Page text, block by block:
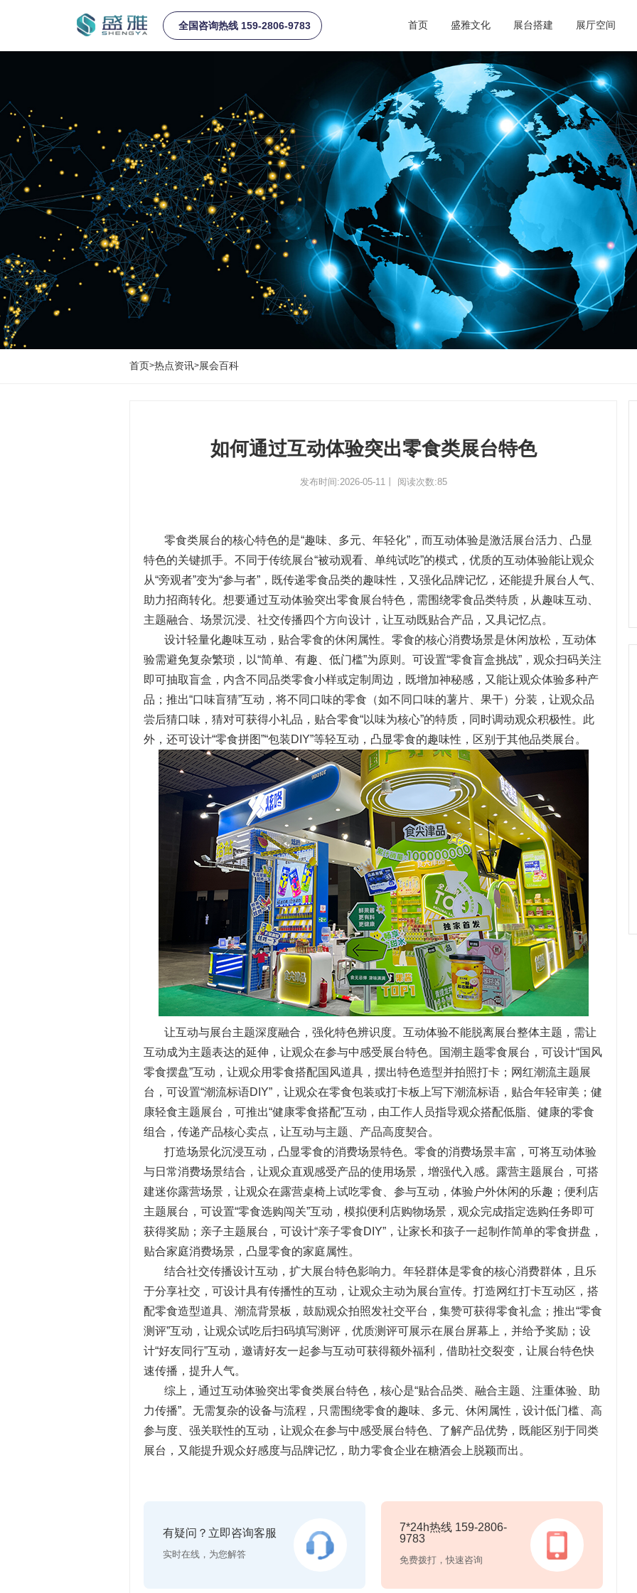
全国咨询热线 159-2806-9783 首页 盛雅文化 展台搭建 展厅空间
首页>热点资讯>展会百科
如何通过互动体验突出零食类展台特色
发布时间:2026-05-11丨 阅读次数:85
零食类展台的核心特色的是“趣味、多元、年轻化”，而互动体验是激活展台活力、凸显
特色的关键抓手。不同于传统展台“被动观看、单纯试吃”的模式，优质的互动体验能让观众
从“旁观者”变为“参与者”，既传递零食品类的趣味性，又强化品牌记忆，还能提升展台人气、
助力招商转化。想要通过互动体验突出零食展台特色，需围绕零食品类特质，从趣味互动、
主题融合、场景沉浸、社交传播四个方向设计，让互动既贴合产品，又具记忆点。
设计轻量化趣味互动，贴合零食的休闲属性。零食的核心消费场景是休闲放松，互动体
验需避免复杂繁琐，以“简单、有趣、低门槛”为原则。可设置“零食盲盒挑战”，观众扫码关注
即可抽取盲盒，内含不同品类零食小样或定制周边，既增加神秘感，又能让观众体验多种产
品；推出“口味盲猜”互动，将不同口味的零食（如不同口味的薯片、果干）分装，让观众品
尝后猜口味，猜对可获得小礼品，贴合零食“以味为核心”的特质，同时调动观众积极性。此
外，还可设计“零食拼图”“包装DIY”等轻互动，凸显零食的趣味性，区别于其他品类展台。
让互动与展台主题深度融合，强化特色辨识度。互动体验不能脱离展台整体主题，需让
互动成为主题表达的延伸，让观众在参与中感受展台特色。国潮主题零食展台，可设计“国风
零食摆盘”互动，让观众用零食搭配国风道具，摆出特色造型并拍照打卡；网红潮流主题展
台，可设置“潮流标语DIY”，让观众在零食包装或打卡板上写下潮流标语，贴合年轻审美；健
康轻食主题展台，可推出“健康零食搭配”互动，由工作人员指导观众搭配低脂、健康的零食
组合，传递产品核心卖点，让互动与主题、产品高度契合。
打造场景化沉浸互动，凸显零食的消费场景特色。零食的消费场景丰富，可将互动体验
与日常消费场景结合，让观众直观感受产品的使用场景，增强代入感。露营主题展台，可搭
建迷你露营场景，让观众在露营桌椅上试吃零食、参与互动，体验户外休闲的乐趣；便利店
主题展台，可设置“零食选购闯关”互动，模拟便利店购物场景，观众完成指定选购任务即可
获得奖励；亲子主题展台，可设计“亲子零食DIY”，让家长和孩子一起制作简单的零食拼盘，
贴合家庭消费场景，凸显零食的家庭属性。
结合社交传播设计互动，扩大展台特色影响力。年轻群体是零食的核心消费群体，且乐
于分享社交，可设计具有传播性的互动，让观众主动为展台宣传。打造网红打卡互动区，搭
配零食造型道具、潮流背景板，鼓励观众拍照发社交平台，集赞可获得零食礼盒；推出“零食
测评”互动，让观众试吃后扫码填写测评，优质测评可展示在展台屏幕上，并给予奖励；设
计“好友同行”互动，邀请好友一起参与互动可获得额外福利，借助社交裂变，让展台特色快
速传播，提升人气。
综上，通过互动体验突出零食类展台特色，核心是“贴合品类、融合主题、注重体验、助
力传播”。无需复杂的设备与流程，只需围绕零食的趣味、多元、休闲属性，设计低门槛、高
参与度、强关联性的互动，让观众在参与中感受展台特色、了解产品优势，既能区别于同类
展台，又能提升观众好感度与品牌记忆，助力零食企业在糖酒会上脱颖而出。
有疑问？立即咨询客服
实时在线，为您解答
7*24h热线 159-2806-
9783
免费拨打，快速咨询